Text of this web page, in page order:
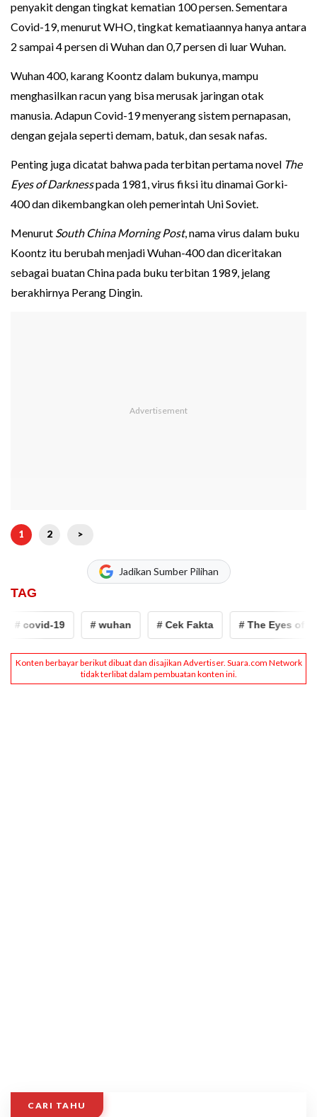
penyakit dengan tingkat kematian 100 persen. Sementara
Covid-19, menurut WHO, tingkat kematiaannya hanya antara
2 sampai 4 persen di Wuhan dan 0,7 persen di luar Wuhan.
Wuhan 400, karang Koontz dalam bukunya, mampu
menghasilkan racun yang bisa merusak jaringan otak
manusia. Adapun Covid-19 menyerang sistem pernapasan,
dengan gejala seperti demam, batuk, dan sesak nafas.
Penting juga dicatat bahwa pada terbitan pertama novel The
Eyes of Darknesspada 1981, virus fiksi itu dinamai Gorki-
400 dan dikembangkan oleh pemerintah Uni Soviet.
Menurut South China Morning Post, nama virus dalam buku
Koontz itu berubah menjadi Wuhan-400 dan diceritakan
sebagai buatan China pada buku terbitan 1989, jelang
berakhirnya Perang Dingin.
1 2 >
Jadikan Sumber Pilihan
TAG
# covid-19 # wuhan # Cek Fakta # The Eyes of
CARI TAHU